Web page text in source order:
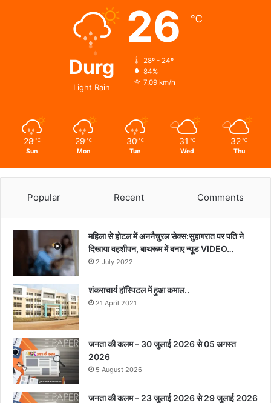
Durg
Light Rain
26 ℃
28º - 24º
84%
7.09 km/h
28 ℃
Sun
29 ℃
Mon
30 ℃
Tue
31 ℃
Wed
32 ℃
Thu
Popular Recent Comments
महिला से होटल में अननैचुरल सेक्स:सुहागरात पर पति ने
दिखाया वहशीपन, बाथरूम में बनाए न्यूड VIDEO…
2 July 2022
शंकराचार्य हॉस्पिटल में हुआ कमाल..
21 April 2021
जनता की कलम – 30 जुलाई 2026 से 05 अगस्त
2026
5 August 2026
जनता की कलम – 23 जुलाई 2026 से 29 जुलाई 2026